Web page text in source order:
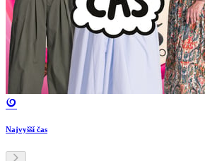
Najvyšší čas